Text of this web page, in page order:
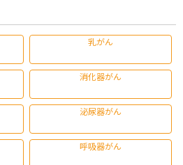
乳がん
消化器がん
泌尿器がん
呼吸器がん